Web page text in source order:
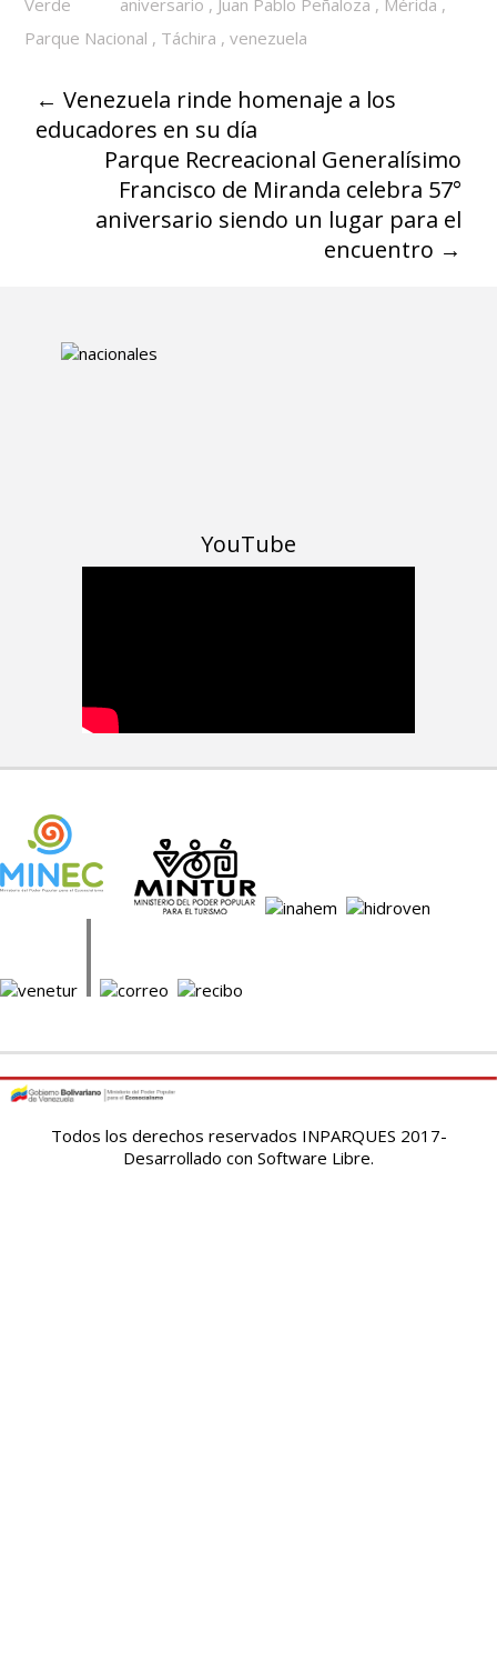
Parque Nacional , Táchira ,venezuela
← Venezuela rinde homenaje a los
educadores en su día
Parque Recreacional Generalísimo
Francisco de Miranda celebra 57°
aniversario siendo un lugar para el
encuentro →
YouTube
Todos los derechos reservados INPARQUES 2017-
Desarrollado con Software Libre.